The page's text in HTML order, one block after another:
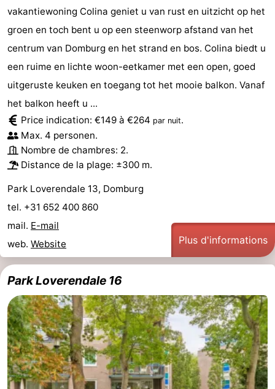
vakantiewoning Colina geniet u van rust en uitzicht op het
groen en toch bent u op een steenworp afstand van het
centrum van Domburg en het strand en bos. Colina biedt u
een ruime en lichte woon-eetkamer met een open, goed
uitgeruste keuken en toegang tot het mooie balkon. Vanaf
het balkon heeft u ...
Price indication: €149 à €264 par nuit.
Max. 4 personen.
Nombre de chambres: 2.
Distance de la plage: ±300 m.
Park Loverendale 13, Domburg
tel. +31 652 400 860
mail. E-mail
web. Website Plus d'informations
Park Loverendale 16